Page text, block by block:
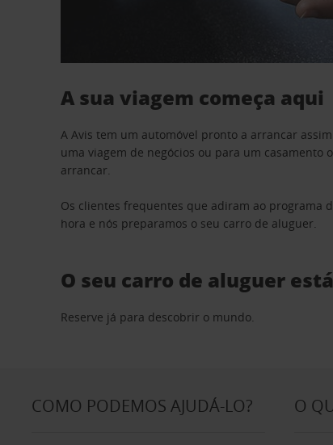
A sua viagem começa aqui
A Avis tem um automóvel pronto a arrancar
uma viagem de negócios ou para um
arrancar.
Os clientes frequentes que adiram ao programa
hora e nós preparamos o seu carro de aluguer.
O seu carro de aluguer
Reserve já para descobrir o mundo.
COMO PODEMOS AJUDÁ-LO? O